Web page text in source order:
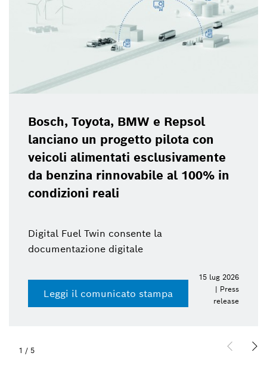
Bosch, Toyota, BMW e Repsol
lanciano un progetto pilota con
veicoli alimentati esclusivamente
da benzina rinnovabile al 100% in
condizioni reali
Digital Fuel Twin consente la
documentazione digitale
Leggi il comunicato stampa
15 lug 2026
| Press
release
1 / 5